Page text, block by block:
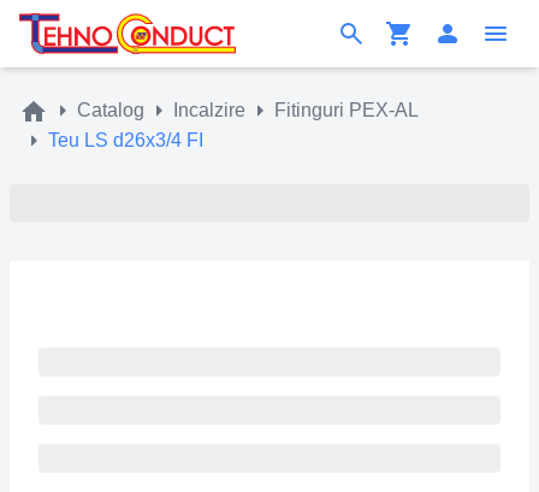
Catalog Incalzire
Fitinguri PEX-AL
Teu LS d26x3/4 FI